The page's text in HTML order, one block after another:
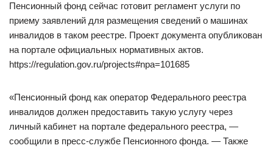
Пенсионный фонд сейчас готовит регламент услуги по
приему заявлений для размещения сведений о машинах
инвалидов в таком реестре. Проект документа опубликован
на портале официальных нормативных актов.
https://regulation.gov.ru/projects#npa=101685
«Пенсионный фонд как оператор Федерального реестра
инвалидов должен предоставить такую услугу через
личный кабинет на портале федерального реестра, —
сообщили в пресс-службе Пенсионного фонда. — Также